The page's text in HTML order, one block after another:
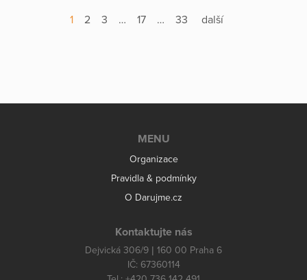
1 2 3 … 17 … 33 další
MENU
Organizace
Pravidla & podmínky
O Darujme.cz
Kontaktujte nás
Dejvická 306/9 | 160 00 Praha 6
IČ: 67360114